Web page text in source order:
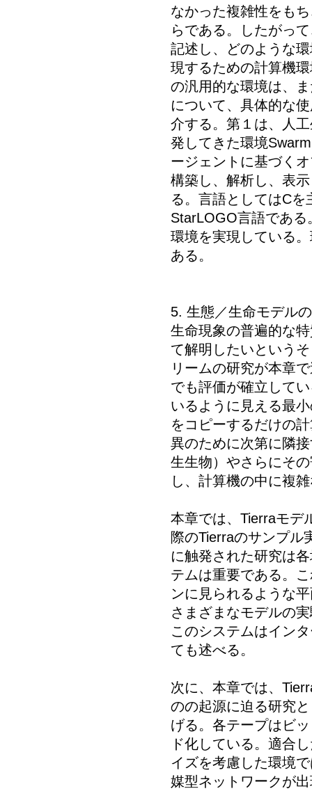
なかった複雑性をも
らである。したがっ
記述し、どのような
現するための計算機
の汎用的な環境は、
について、具体的な
介する。第１は、人
発してきた環境
ージェントに基づく
構築し、解析し、表
る。言語としてはC
StarLOGO言語であ
環境を実現している
ある。
5. 生態／生命モデル
生命現象の普遍的な
て解明したいという
リームの研究が本章
でも評価が確立して
いるように見える最
をコピーするだけの
異のために次第に隣
生生物）やさらにそ
し、計算機の中に複
本章では、Tierraモデ
際のTierraのサンプル
に触発された研究は
テムは重要である。
ンに見られるような
さまざまなモデルの
このシステムはイン
ても述べる。
次に、本章では、
のの起源に迫る研究
げる。各テープはビ
ド化している。適合
イズを考慮した環境
媒型ネットワークが